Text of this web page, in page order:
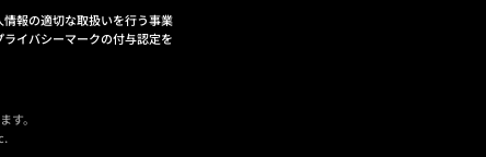
報の適切な取扱いを行う事業
イバシーマークの付与認定を
す。